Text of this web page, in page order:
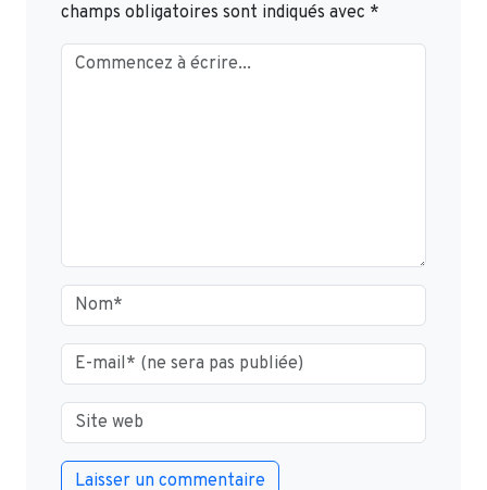
champs obligatoires sont indiqués avec *